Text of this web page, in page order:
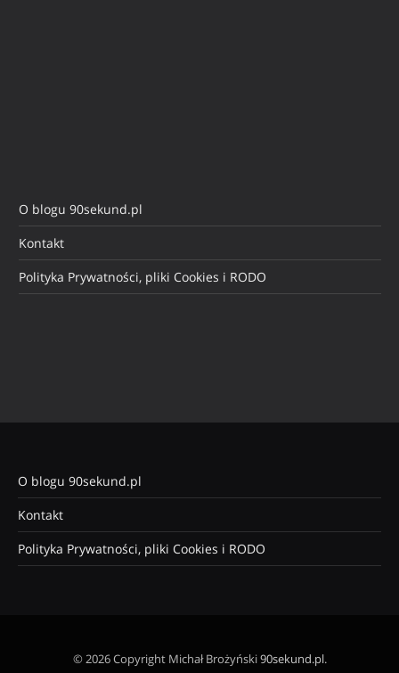
O blogu 90sekund.pl
Kontakt
Polityka Prywatności, pliki Cookies i RODO
O blogu 90sekund.pl
Kontakt
Polityka Prywatności, pliki Cookies i RODO
© 2026 Copyright Michał Brożyński90sekund.pl.